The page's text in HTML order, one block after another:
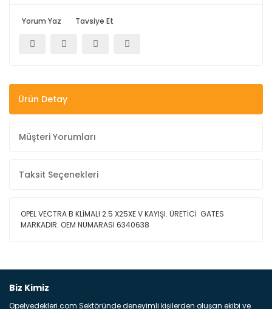
Yorum Yaz Tavsiye Et
Ürün Detay
Müşteri Yorumları
Taksit Seçenekleri
OPEL VECTRA B KLİMALI 2.5 X25XE V KAYIŞI. ÜRETİCİ GATES
MARKADIR. OEM NUMARASI 6340638
Biz Kimiz
Opelyedekleri.com Sektöründe deneyimli kişilerden oluşan ekibi ve